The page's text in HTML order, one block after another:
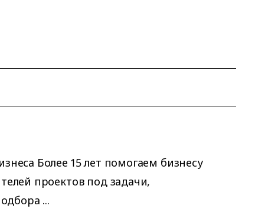
Более 15 лет помогаем бизнесу
проектов под задачи,
...